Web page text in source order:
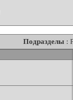
Подразделы :